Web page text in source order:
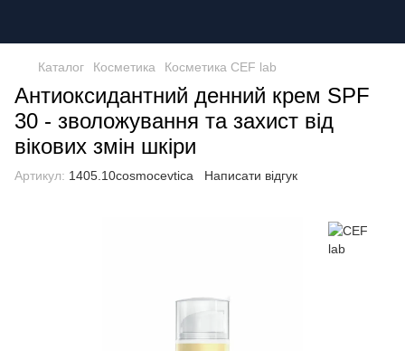
Каталог Косметика Косметика CEF lab
Антиоксидантний денний крем SPF
30 - зволожування та захист від
вікових змін шкіри
Артикул: 1405.10cosmocevtica Написати відгук